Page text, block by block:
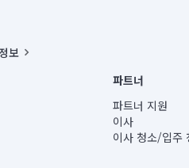
보
00271 | 인허가번호 : 2016-3220163-14-
서울종로-1400(공정거래위원회 정보) |
COLUMBIA RHEE
로구 율곡로 6(중학동, 트윈트리빌딩) B동
로구 수송동 율곡로 24, 7층, 8층 미소
파트너
파트너 지원
이사
이사 청소/입주